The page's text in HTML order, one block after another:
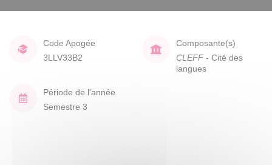
Code Apogée
3LLV33B2
Composante(s)
CLEFF - Cité des
langues
Période de l'année
Semestre 3